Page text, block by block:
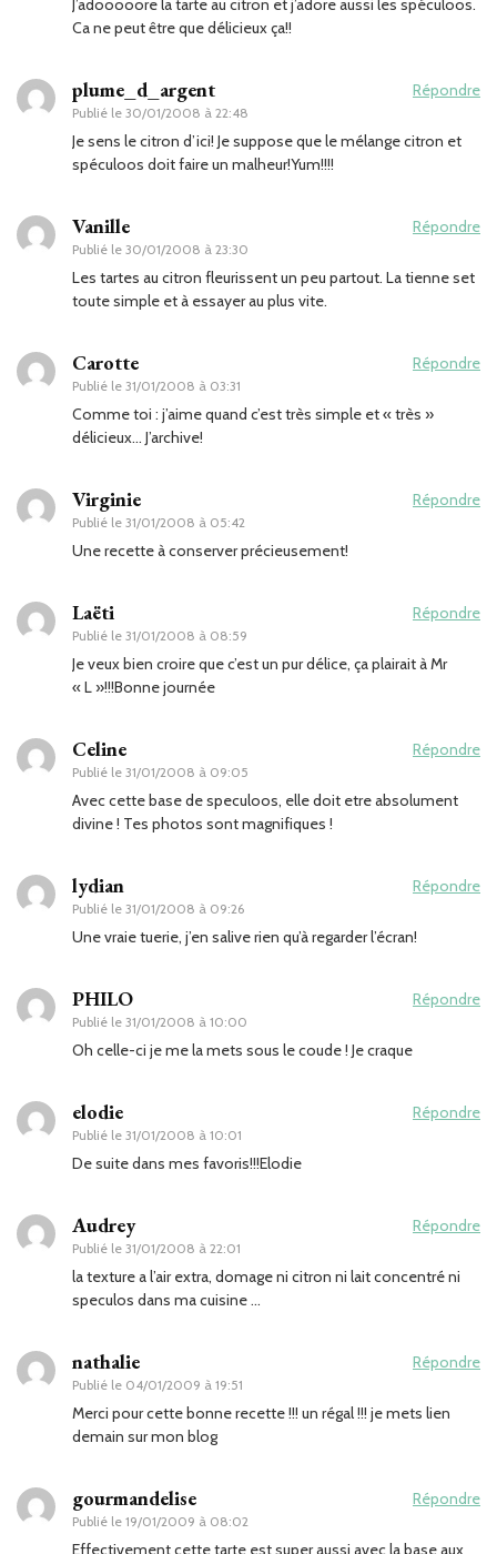
J’adooooore la tarte au citron et j’adore aussi les spéculoos.
Ca ne peut être que délicieux ça!!
plume_d_argent
Publié le 30/01/2008 à 22:48
Répondre
Je sens le citron d’ici! Je suppose que le mélange citron et
spéculoos doit faire un malheur!Yum!!!!
Vanille
Publié le 30/01/2008 à 23:30
Répondre
Les tartes au citron fleurissent un peu partout. La tienne set
toute simple et à essayer au plus vite.
Carotte
Publié le 31/01/2008 à 03:31
Répondre
Comme toi : j’aime quand c’est très simple et « très »
délicieux… J’archive!
Virginie
Publié le 31/01/2008 à 05:42
Répondre
Une recette à conserver précieusement!
Laëti
Publié le 31/01/2008 à 08:59
Répondre
Je veux bien croire que c’est un pur délice, ça plairait à Mr
« L »!!!Bonne journée
Celine
Publié le 31/01/2008 à 09:05
Répondre
Avec cette base de speculoos, elle doit etre absolument
divine ! Tes photos sont magnifiques !
lydian
Publié le 31/01/2008 à 09:26
Répondre
Une vraie tuerie, j’en salive rien qu’à regarder l’écran!
PHILO
Publié le 31/01/2008 à 10:00
Répondre
Oh celle-ci je me la mets sous le coude ! Je craque
elodie
Publié le 31/01/2008 à 10:01
Répondre
De suite dans mes favoris!!!Elodie
Audrey
Publié le 31/01/2008 à 22:01
Répondre
la texture a l’air extra, domage ni citron ni lait concentré ni
speculos dans ma cuisine …
nathalie
Publié le 04/01/2009 à 19:51
Répondre
Merci pour cette bonne recette !!! un régal !!! je mets lien
demain sur mon blog
gourmandelise
Publié le 19/01/2009 à 08:02
Répondre
Effectivement cette tarte est super aussi avec la base aux